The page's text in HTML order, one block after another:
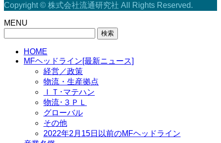
Copyright © 株式会社流通研究社 All Rights Reserved.
MENU
HOME
MFヘッドライン[最新ニュース]
経営／政策
物流・生産拠点
ＩＴ･マテハン
物流･３ＰＬ
グローバル
その他
2022年2月15日以前のMFヘッドライン